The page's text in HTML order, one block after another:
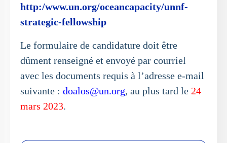
http:/www.un.org/oceancapacity/unnf-
strategic-fellowship
Le formulaire de candidature doit être
dûment renseigné et envoyé par courriel
avec les documents requis à l’adresse e-mail
suivante : doalos@un.org, au plus tard le 24
mars 2023.